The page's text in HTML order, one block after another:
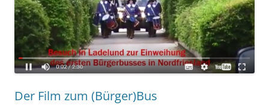
Der Film zum (Bürger)Bus